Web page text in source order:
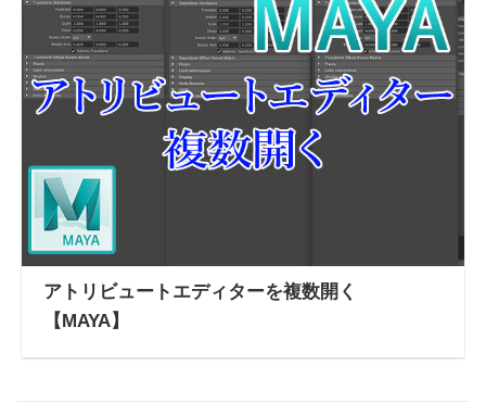
アトリビュートエディターを複数開く
【MAYA】